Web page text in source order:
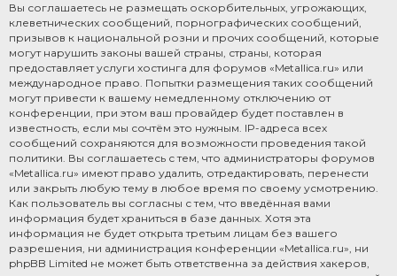
Вы соглашаетесь не размещать оскорбительных, угрожающих,
клеветнических сообщений, порнографических сообщений,
призывов к национальной розни и прочих сообщений, которые
могут нарушить законы вашей страны, страны, которая
предоставляет услуги хостинга для форумов «Metallica.ru» или
международное право. Попытки размещения таких сообщений
могут привести к вашему немедленному отключению от
конференции, при этом ваш провайдер будет поставлен в
известность, если мы сочтём это нужным. IP-адреса всех
сообщений сохраняются для возможности проведения такой
политики. Вы соглашаетесь с тем, что администраторы форумов
«Metallica.ru» имеют право удалить, отредактировать, перенести
или закрыть любую тему в любое время по своему усмотрению.
Как пользователь вы согласны с тем, что введённая вами
информация будет храниться в базе данных. Хотя эта
информация не будет открыта третьим лицам без вашего
разрешения, ни администрация конференции «Metallica.ru», ни
phpBB Limited не может быть ответственна за действия хакеров,